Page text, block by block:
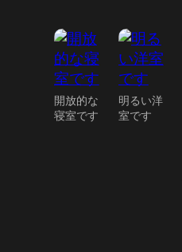
開放的な
寝室です
明るい洋
室です